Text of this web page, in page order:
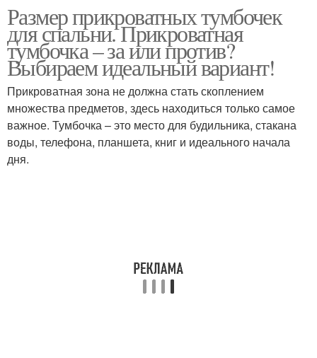
Размер прикроватных тумбочек
для спальни. Прикроватная
тумбочка – за или против?
Выбираем идеальный вариант!
Прикроватная зона не должна стать скоплением
множества предметов, здесь находиться только самое
важное. Тумбочка – это место для будильника, стакана
воды, телефона, планшета, книг и идеального начала
дня.